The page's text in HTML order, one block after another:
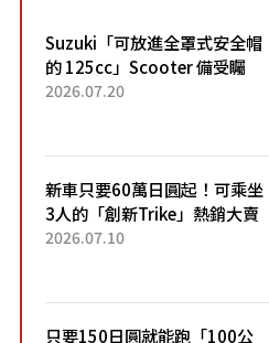
Suzuki「可放進全罩式安全帽
的 125cc」Scooter 備受矚
目！採用全新流線設計與各項
2026.07.20
新車只要60萬日圓起！可乘坐
3人的「創新Trike」熱銷大賣
成為人氣車款！「養車成本真
2026.07.10
只要150日圓就能跑「100公